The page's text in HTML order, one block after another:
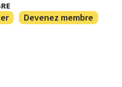
Devenez membre